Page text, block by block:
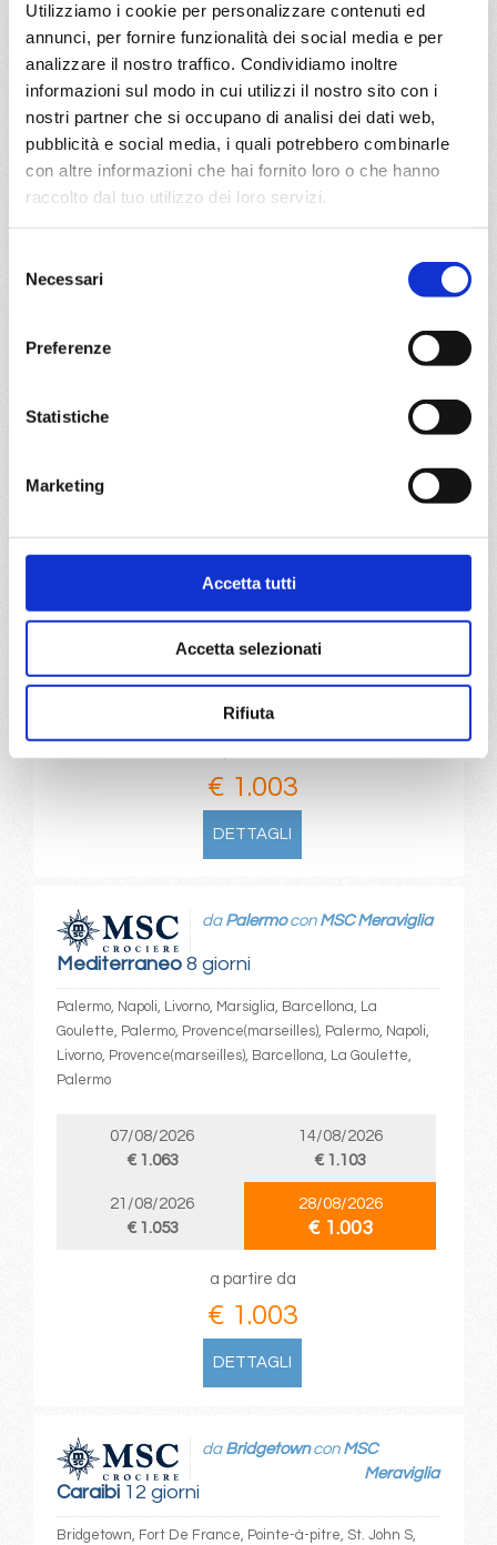
Utilizziamo i cookie per personalizzare contenuti ed
annunci, per fornire funzionalità dei social media e per
analizzare il nostro traffico. Condividiamo inoltre
informazioni sul modo in cui utilizzi il nostro sito con i
nostri partner che si occupano di analisi dei dati web,
pubblicità e social media, i quali potrebbero combinarle
con altre informazioni che hai fornito loro o che hanno
raccolto dal tuo utilizzo dei loro servizi.
delNecessari
Preferenze
Statistiche
Marketing
Accetta tutti
Accetta selezionati
Rifiuta
03/08/2026
€ 1.063
10/08/2026
€ 1.103
31/08/2026
€ 963
Meraviglia
Barcellona, La Goulette, Palermo, Napoli, Livorno,
Marsiglia, Barcellona, Provence(marseilles), Barcellona, La
Barcellona
04/08/2026
11/08/2026
18/08/2026
25/08/2026
€ 1.003
DETTAGLI
Mediterraneo8 giorni
da Palermocon MSC Meraviglia
Palermo, Napoli, Livorno, Marsiglia, Barcellona, La
Goulette, Palermo, Provence(marseilles), Palermo, Napoli,
Livorno, Provence(marseilles), Barcellona, La Goulette,
Palermo
07/08/2026
€ 1.063
14/08/2026
€ 1.103
21/08/2026
€ 1.053
28/08/2026
€ 1.003
a partire da
€ 1.003
DETTAGLI
Caraibi12 giorni
da Bridgetowncon MSC
Meraviglia
Bridgetown, Fort De France, Pointe-à-pitre, St. John S,